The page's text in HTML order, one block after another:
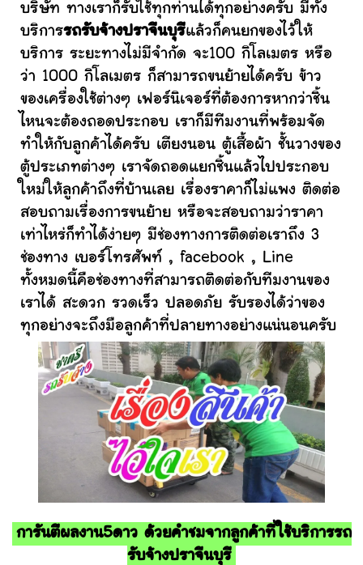
บริษัท ทางเราก็รับใช้ทุกท่านได้ทุกอย่างครับ มีทั้ง
บริการรถรับจ้างปราจีนบุรีแล้วก็คนยกของไว้ให้
บริการ ระยะทางไม่มีจำกัด จะ100 กิโลเมตร หรือ
ว่า 1000 กิโลเมตร ก็สามารถขนย้ายได้ครับ ข้าว
ของเครื่องใช้ต่างๆ เฟอร์นิเจอร์ที่ต้องการหากว่าชิ้น
ไหนจะต้องถอดประกอบ เราก็มีทีมงานที่พร้อมจัด
ทำให้กับลูกค้าได้ครับ เตียงนอน ตู้เสื้อผ้า ชั้นวางของ
ตู้ประเภทต่างๆ เราจัดถอดแยกชิ้นแล้วไปประกอบ
ใหม่ให้ลูกค้าถึงที่บ้านเลย เรื่องราคาก็ไม่แพง ติดต่อ
สอบถามเรื่องการขนย้าย หรือจะสอบถามว่าราคา
เท่าไหร่ก็ทำได้ง่ายๆ มีช่องทางการติดต่อเราถึง 3
ช่องทาง เบอร์โทรศัพท์ , facebook , Line
ทั้งหมดนี้คือช่องทางที่สามารถติดต่อกับทีมงานของ
เราได้ สะดวก รวดเร็ว ปลอดภัย รับรองได้ว่าของ
ทุกอย่างจะถึงมือลูกค้าที่ปลายทางอย่างแน่นอนครับ
การันตีผลงาน5ดาว ด้วยคำชมจากลูกค้าที่ใช้บริการรถ
รับจ้างปราจีนบุรี